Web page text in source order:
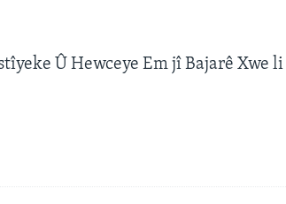
Û Hewceye Em jî Bajarê Xwe li